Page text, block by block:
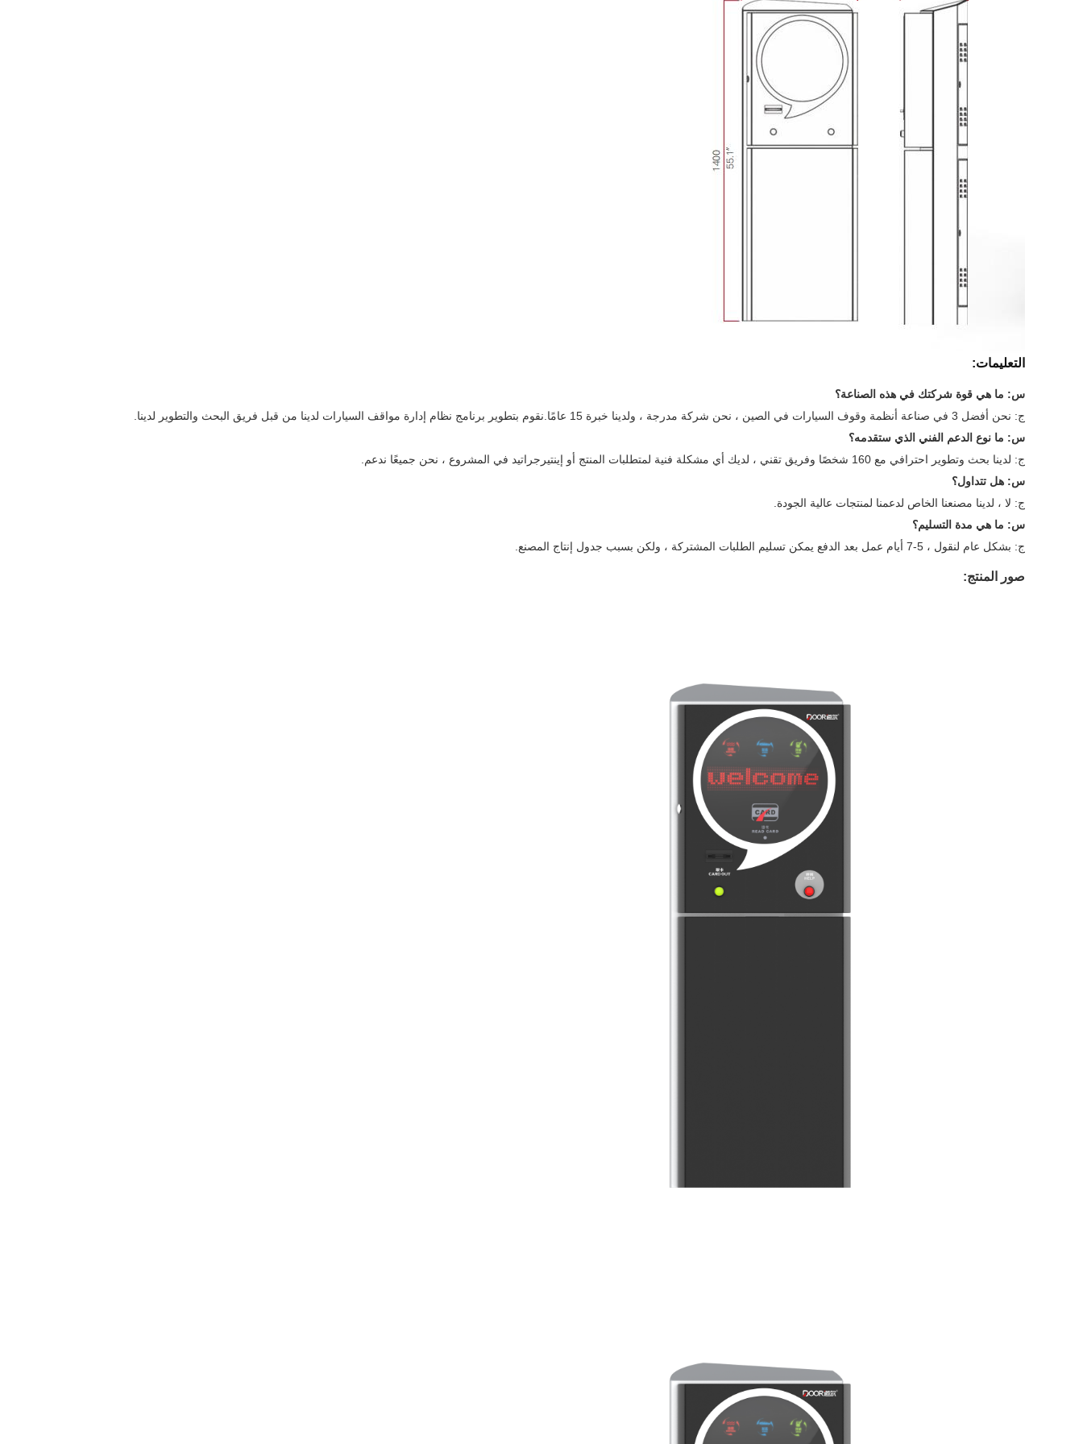
التعليمات:
س: ما هي قوة شركتك في هذه الصناعة؟
ج: نحن أفضل 3 في صناعة أنظمة وقوف السيارات في الصين ، نحن شركة مدرجة ، ولدينا خبرة 15 عامًا.نقوم بتطوير برنامج نظام إدارة مواقف السيارات لدينا من قبل فريق البحث والتطوير لدينا.
س: ما نوع الدعم الفني الذي ستقدمه؟
ج: لدينا بحث وتطوير احترافي مع 160 شخصًا وفريق تقني ، لديك أي مشكلة فنية لمتطلبات المنتج أو إينتيرجراتيد في المشروع ، نحن جميعًا ندعم.
س: هل تتداول؟
ج: لا ، لدينا مصنعنا الخاص لدعمنا لمنتجات عالية الجودة.
س: ما هي مدة التسليم؟
ج: بشكل عام لنقول ، 5-7 أيام عمل بعد الدفع يمكن تسليم الطلبات المشتركة ، ولكن بسبب جدول إنتاج المصنع.
صور المنتج: